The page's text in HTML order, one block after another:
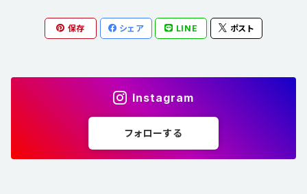
保存 シェア LINE ポスト
Instagram
フォローする